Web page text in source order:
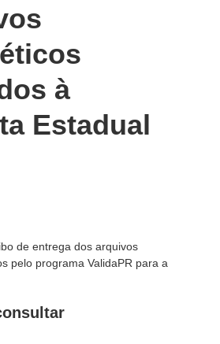
à
Estadual
de entrega dos arquivos
pelo programa ValidaPR para a